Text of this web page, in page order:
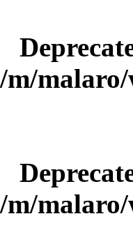
m/
m/